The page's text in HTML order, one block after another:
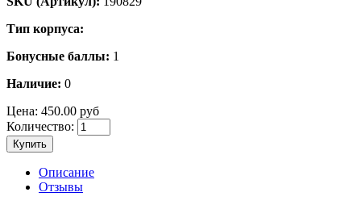
Тип корпуса:
Бонусные баллы: 1
Наличие: 0
Цена: 450.00 руб
Количество:
Купить
Описание
Отзывы